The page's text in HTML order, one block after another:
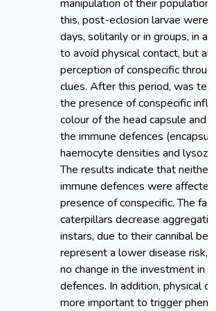
manipulation of their population
this, post-eclosion larvae were
days, solitarily or in groups, in
to avoid physical contact, but
perception of conspecific
clues. After this period, was
the presence of conspecific
colour of the head capsule and
the immune defences
haemocyte densities and
The results indicate that neither
immune defences were
presence of conspecific. The
caterpillars decrease
instars, due to their cannibal
represent a lower disease risk,
no change in the investment in
defences. In addition, physical
more important to trigger